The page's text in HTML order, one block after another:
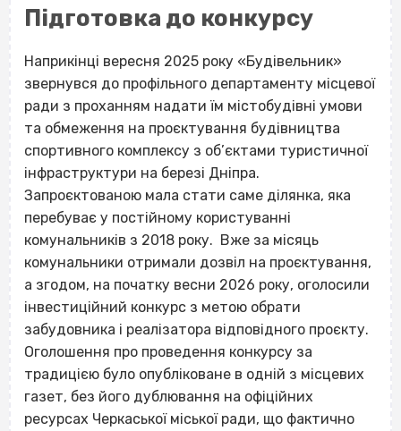
Підготовка до конкурсу
Наприкінці вересня 2025 року «Будівельник»
звернувся до профільного департаменту місцевої
ради з проханням надати їм містобудівні умови
та обмеження на проєктування будівництва
спортивного комплексу з об’єктами туристичної
інфраструктури на березі Дніпра.
Запроєктованою мала стати саме ділянка, яка
перебуває у постійному користуванні
комунальників з 2018 року. Вже за місяць
комунальники отримали дозвіл на проєктування,
а згодом, на початку весни 2026 року, оголосили
інвестиційний конкурс з метою обрати
забудовника і реалізатора відповідного проєкту.
Оголошення про проведення конкурсу за
традицією було опубліковане в одній з місцевих
газет, без його дублювання на офіційних
ресурсах Черкаської міської ради, що фактично